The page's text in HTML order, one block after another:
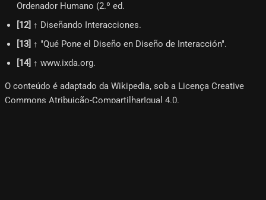
Ordenador Humano (2.º ed.
12] ↑ Diseñando Interacciones.
13 ↑ "Qué Pone el Diseño en Diseño de Interacción".
14] ↑ www.ixda.org.
O conteúdo é adaptado da Wikipedia, sob a Licença Creative
Commons Atribuição-CompartilharIgual 4.0.